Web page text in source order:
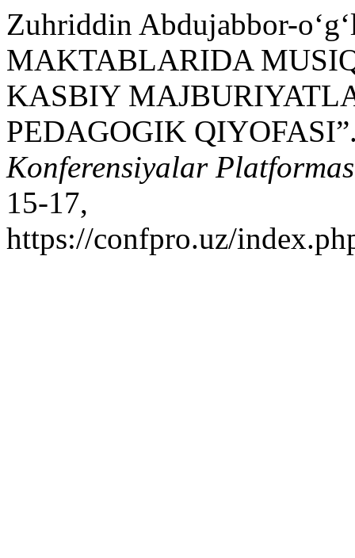
Zuhriddin Abdujabbor-
MAKTABLARIDA
KASBIY
PEDAGOGIK
Konferensiyalar
15-17,
https://confpro.uz/